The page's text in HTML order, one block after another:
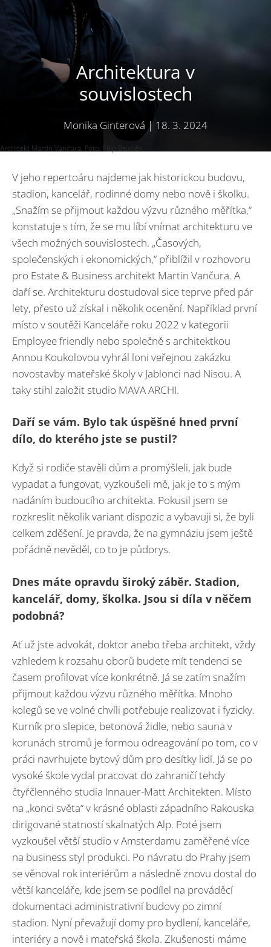
Architektura v
souvislostech
Monika Ginterová | 18. 3. 2024
Architekt Martin Vančura. Foto: Filip Bezděk
V jeho repertoáru najdeme jak historickou budovu,
stadion, kancelář, rodinné domy nebo nově i školku.
„Snažím se přijmout každou výzvu různého měřítka,“
konstatuje s tím, že se mu líbí vnímat architekturu ve
všech možných souvislostech. „Časových,
společenských i ekonomických,“ přiblížil v rozhovoru
pro Estate & Business architekt Martin Vančura. A
daří se. Architekturu dostudoval sice teprve před pár
lety, přesto už získal i několik ocenění. Například první
místo v soutěži Kanceláře roku 2022 v kategorii
Employee friendly nebo společně s architektkou
Annou Koukolovou vyhrál loni veřejnou zakázku
novostavby mateřské školy v Jablonci nad Nisou. A
taky stihl založit studio MAVA ARCHI.
Daří se vám. Bylo tak úspěšné hned první
dílo, do kterého jste se pustil?
Když si rodiče stavěli dům a promýšleli, jak bude
vypadat a fungovat, vyzkoušeli mě, jak je to s mým
nadáním budoucího architekta. Pokusil jsem se
rozkreslit několik variant dispozic a vybavuji si, že byli
celkem zděšení. Je pravda, že na gymnáziu jsem ještě
pořádně nevěděl, co to je půdorys.
Dnes máte opravdu široký záběr. Stadion,
kancelář, domy, školka. Jsou si díla v něčem
podobná?
Ať už jste advokát, doktor anebo třeba architekt, vždy
vzhledem k rozsahu oborů budete mít tendenci se
časem profilovat více konkrétně. Já se zatím snažím
přijmout každou výzvu různého měřítka. Mnoho
kolegů se ve volné chvíli potřebuje realizovat i fyzicky.
Kurník pro slepice, betonová židle, nebo sauna v
korunách stromů je formou odreagování po tom, co v
práci navrhujete bytový dům pro desítky lidí. Já se po
vysoké škole vydal pracovat do zahraničí tehdy
čtyřčlenného studia Innauer-Matt Architekten. Místo
na „konci světa“ v krásné oblasti západního Rakouska
dirigované statností skalnatých Alp. Poté jsem
vyzkoušel větší studio v Amsterdamu zaměřené více
na business styl produkci. Po návratu do Prahy jsem
se věnoval rok interiérům a následně znovu dostal do
větší kanceláře, kde jsem se podílel na prováděcí
dokumentaci administrativní budovy po zimní
stadion. Nyní převažují domy pro bydlení, kanceláře,
interiéry a nově i mateřská škola. Zkušenosti máme